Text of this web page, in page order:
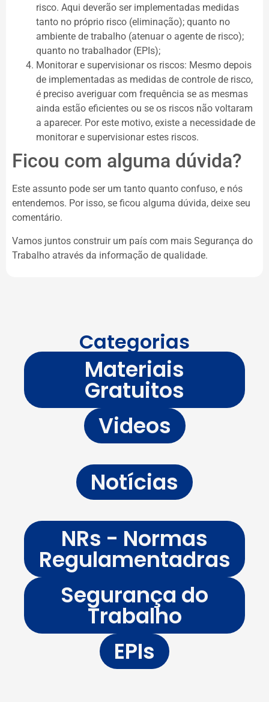
risco. Aqui deverão ser implementadas medidas
tanto no próprio risco (eliminação); quanto no
ambiente de trabalho (atenuar o agente de risco);
quanto no trabalhador (EPIs);
Monitorar e supervisionar os riscos: Mesmo depois
de implementadas as medidas de controle de risco,
é preciso averiguar com frequência se as mesmas
ainda estão eficientes ou se os riscos não voltaram
a aparecer. Por este motivo, existe a necessidade de
monitorar e supervisionar estes riscos.
Ficou com alguma dúvida?
Este assunto pode ser um tanto quanto confuso, e nós
entendemos. Por isso, se ficou alguma dúvida, deixe seu
comentário.
Vamos juntos construir um país com mais Segurança do
Trabalho através da informação de qualidade.
Categorias
Materiais
Gratuitos
Videos
Notícias
NRs - Normas
Regulamentadras
Segurança do
Trabalho
EPIs